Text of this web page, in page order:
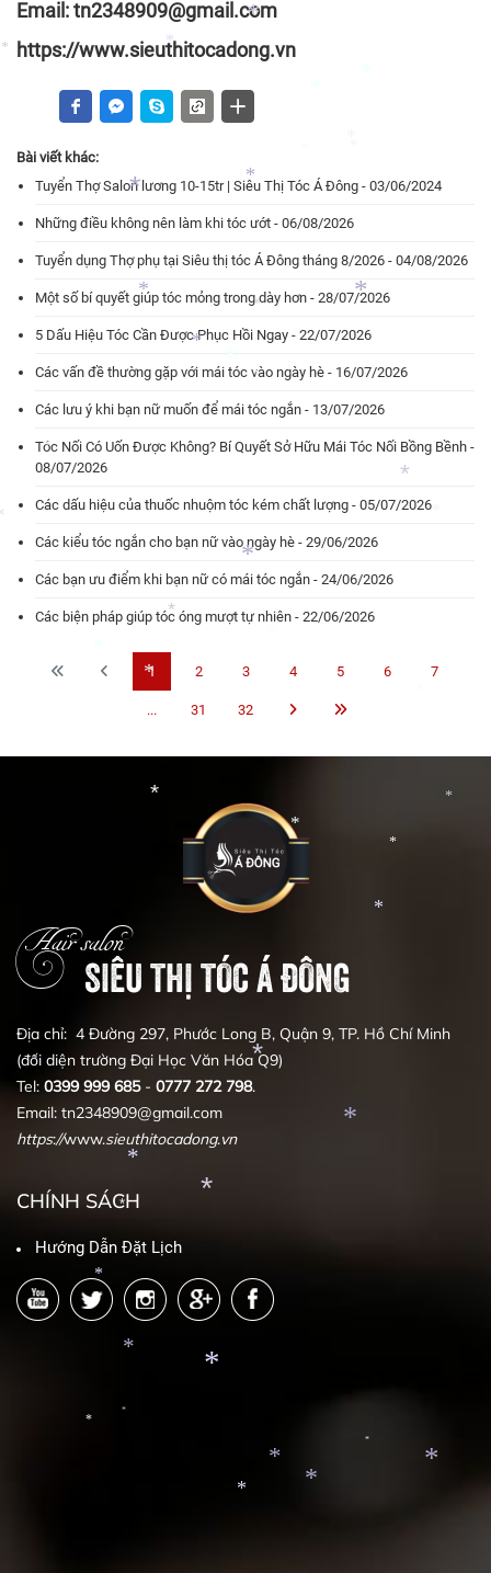
*
*
*
*
*
*
*
*
*
*
*
*
*
*
*
*
*
Email: tn2348909@gmail.com
https://www.sieuthitocadong.vn
Bài viết khác:
Tuyển Thợ Salon lương 10-15tr | Siêu Thị Tóc Á Đông - 03/06/2024
Những điều không nên làm khi tóc ướt - 06/08/2026
Tuyển dụng Thợ phụ tại Siêu thị tóc Á Đông tháng 8/2026 - 04/08/2026
Một số bí quyết giúp tóc mỏng trong dày hơn - 28/07/2026
5 Dấu Hiệu Tóc Cần Được Phục Hồi Ngay - 22/07/2026
Các vấn đề thường gặp với mái tóc vào ngày hè - 16/07/2026
Các lưu ý khi bạn nữ muốn để mái tóc ngắn - 13/07/2026
Tóc Nối Có Uốn Được Không? Bí Quyết Sở Hữu Mái Tóc Nối Bồng Bềnh -
08/07/2026
Các dấu hiệu của thuốc nhuộm tóc kém chất lượng - 05/07/2026
Các kiểu tóc ngắn cho bạn nữ vào ngày hè - 29/06/2026
Các bạn ưu điểm khi bạn nữ có mái tóc ngắn - 24/06/2026
Các biện pháp giúp tóc óng mượt tự nhiên - 22/06/2026
1 2 3 4 5 6 7
... 31 32
Hair salon
SIÊU THỊ TÓC Á ĐÔNG
Địa chỉ: 4 Đường 297, Phước Long B, Quận 9, TP. Hồ Chí Minh
(đối diện trường Đại Học Văn Hóa Q9)
Tel: 0399 999 685- 0777 272 798.
Email: tn2348909@gmail.com
https://www.sieuthitocadong.vn
CHÍNH SÁCH
Hướng Dẫn Đặt Lịch